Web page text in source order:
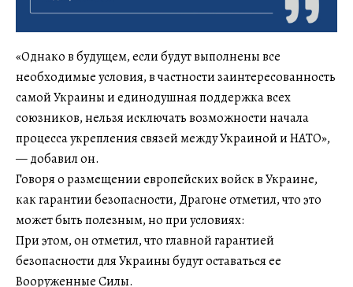
«Однако в будущем, если будут выполнены все
необходимые условия, в частности заинтересованность
самой Украины и единодушная поддержка всех
союзников, нельзя исключать возможности начала
процесса укрепления связей между Украиной и НАТО»,
— добавил он.
Говоря о размещении европейских войск в Украине,
как гарантии безопасности, Драгоне отметил, что это
может быть полезным, но при условиях:
При этом, он отметил, что главной гарантией
безопасности для Украины будут оставаться ее
Вооруженные Силы.